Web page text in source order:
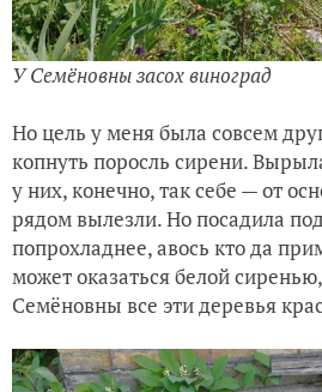
У Семёновны засох виноград
Но цель у меня была совсем
копнуть поросль сирени.
у них, конечно, так себе — от
рядом вылезли. Но посадила
попрохладнее, авось кто да
может оказаться белой
Семёновны все эти деревья